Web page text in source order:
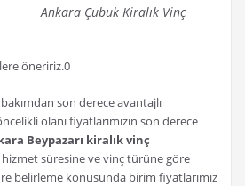
Ankara Çubuk Kiralık Vinç
öneririz.0
son derece avantajlı
olanı fiyatlarımızın son derece
Beypazarı kiralık vinç
süresine ve vinç türüne göre
belirleme konusunda birim fiyatlarımız